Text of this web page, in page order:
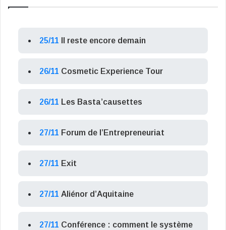
25/11 Il reste encore demain
26/11 Cosmetic Experience Tour
26/11 Les Basta’causettes
27/11 Forum de l’Entrepreneuriat
27/11 Exit
27/11 Aliénor d’Aquitaine
27/11 Conférence : comment le système